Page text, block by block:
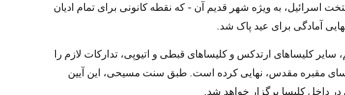
اسرائیل، به ویژه شهر قدیم آن - که نقطه کانونی برای تمام ادیان
آمادگی برای عید پاک شد.
کلیساهای ارتدکس و کلیساهای قبطی و اتیوپی، تدارکات لازم را
مقبره مقدس، نهایی کرده است. طبق سنت مسیحی، این آیین